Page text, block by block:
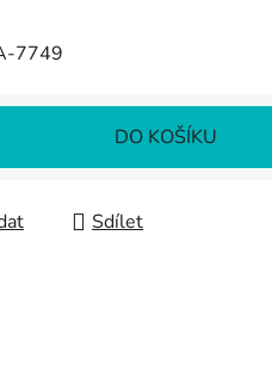
7749
DO KOŠÍKU
Sdílet